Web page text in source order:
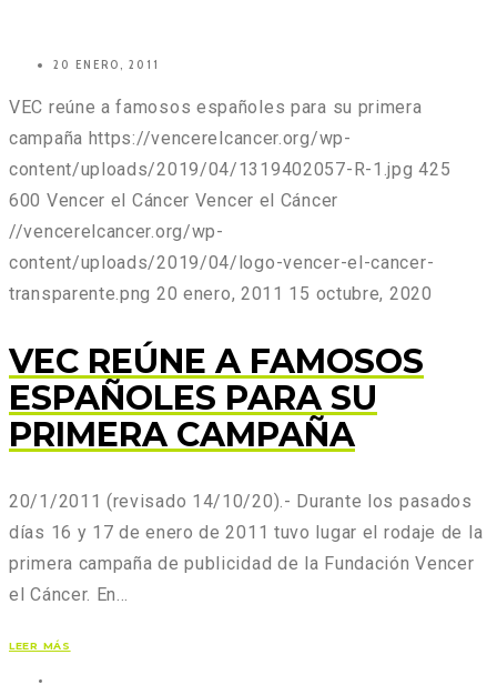
20 ENERO, 2011
VEC reúne a famosos españoles para su primera
campaña https://vencerelcancer.org/wp-
content/uploads/2019/04/1319402057-R-1.jpg 425
600 Vencer el Cáncer Vencer el Cáncer
//vencerelcancer.org/wp-
content/uploads/2019/04/logo-vencer-el-cancer-
transparente.png 20 enero, 2011 15 octubre, 2020
VEC REÚNE A FAMOSOS
ESPAÑOLES PARA SU
PRIMERA CAMPAÑA
20/1/2011 (revisado 14/10/20).- Durante los pasados
días 16 y 17 de enero de 2011 tuvo lugar el rodaje de la
primera campaña de publicidad de la Fundación Vencer
el Cáncer. En…
LEER MÁS